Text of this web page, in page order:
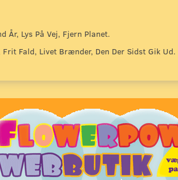
År, Lys På Vej, Fjern Planet.
Fald, Livet Brænder, Den Der Sidst Gik Ud.